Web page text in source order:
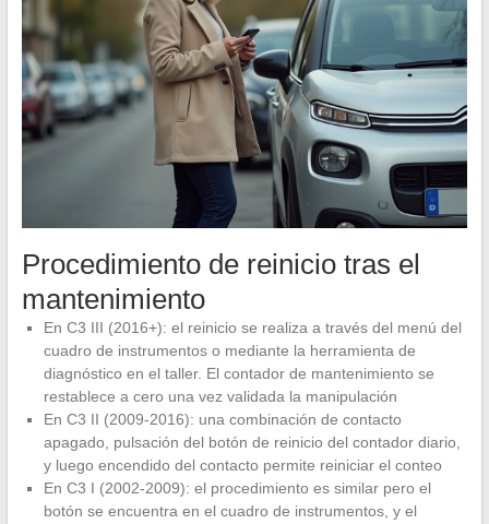
Procedimiento de reinicio tras el
mantenimiento
En C3 III (2016+): el reinicio se realiza a través del menú del
cuadro de instrumentos o mediante la herramienta de
diagnóstico en el taller. El contador de mantenimiento se
restablece a cero una vez validada la manipulación
En C3 II (2009-2016): una combinación de contacto
apagado, pulsación del botón de reinicio del contador diario,
y luego encendido del contacto permite reiniciar el conteo
En C3 I (2002-2009): el procedimiento es similar pero el
botón se encuentra en el cuadro de instrumentos, y el